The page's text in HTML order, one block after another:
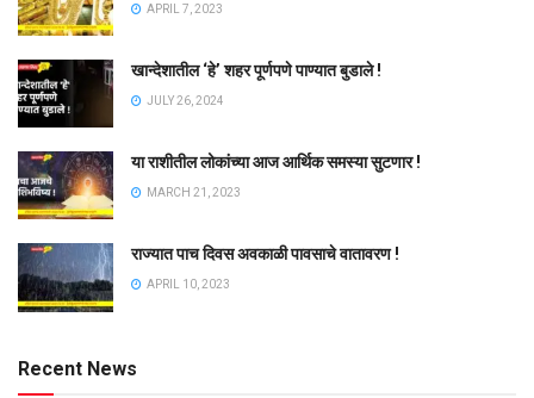
APRIL 7, 2023
खान्देशातील ‘हे’ शहर पूर्णपणे पाण्यात बुडाले !
JULY 26, 2024
या राशीतील लोकांच्या आज आर्थिक समस्या सुटणार !
MARCH 21, 2023
राज्यात पाच दिवस अवकाळी पावसाचे वातावरण !
APRIL 10, 2023
Recent News